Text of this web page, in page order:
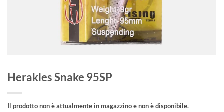
Herakles Snake 95SP
Il prodotto non è attualmente in magazzino e non è disponibile.